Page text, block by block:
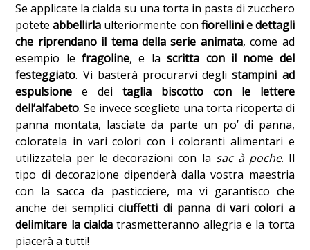
Se applicate la cialda su una torta in pasta di zucchero
poteteabbellirla ulteriormente con fiorellini e dettagli
che riprendano il tema della serie animata, come ad
esempio lefragoline, e lascritta con il nome del
festeggiato. Vi basterà procurarvi deglistampini ad
espulsione e deitaglia biscotto
con le lettere
dell’alfabeto. Se invece scegliete una torta ricoperta di
panna montata, lasciate da parte un po’ di panna,
coloratela in vari colori con i coloranti alimentari e
utilizzatela per le decorazioni con la sac à poche. Il
tipo di decorazione dipenderà dalla vostra maestria
con la sacca da pasticciere, ma vi garantisco che
anche dei sempliciciuffetti di panna di vari colori a
delimitare la cialda trasmetteranno allegria e la torta
piacerà a tutti!